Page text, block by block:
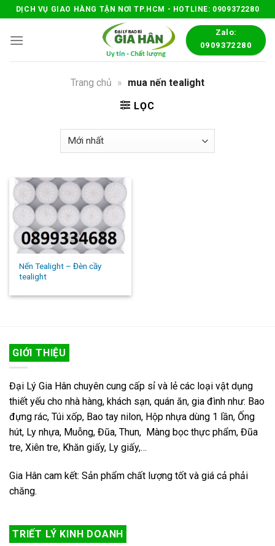
Skip
to
content
DỊCH VỤ GIAO HÀNG TẬN NƠI TP.HCM - HOTLINE: 0909372280
Zalo:
0909372280
Trang chủ » mua nến tealight
LỌC
Nến Tealight – Đèn cầy
tealight
GIỚI THIỆU
Đại Lý Gia Hân chuyên cung cấp sỉ và lẻ các loại vật dụng
thiết yếu cho nhà hàng, khách sạn, quán ăn, gia đình như: Bao
đựng rác, Túi xốp, Bao tay nilon, Hộp nhựa dùng 1 lần, Ống
hút, Ly nhựa, Muỗng, Đũa, Thun, Màng bọc thực phẩm, Đũa
tre, Xiên tre, Khăn giấy, Ly giấy,…
Gia Hân cam kết: Sản phẩm chất lượng tốt và giá cả phải
chăng.
TRIẾT LÝ KINH DOANH